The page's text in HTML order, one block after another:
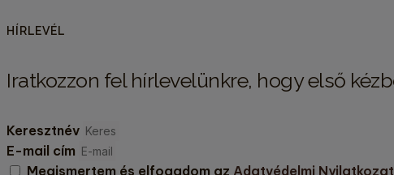
HÍRLEVÉL
Iratkozzon fel hírlevelünkre, hogy első
Keresztnév
E-mail cím
Megismertem és elfogadom az Adatvédelmi